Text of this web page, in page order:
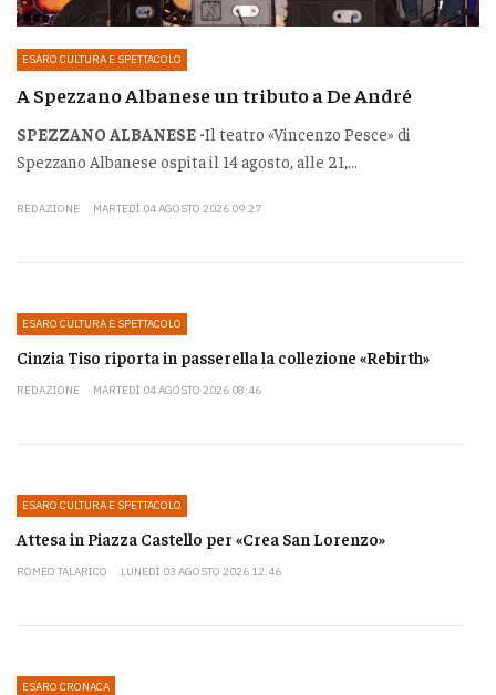
ESARO CULTURA E SPETTACOLO
A Spezzano Albanese un tributo a De André
SPEZZANO ALBANESE -Il teatro «Vincenzo Pesce» di
Spezzano Albanese ospita il 14 agosto, alle 21,...
REDAZIONE MARTEDÌ 04 AGOSTO 2026 09:27
ESARO CULTURA E SPETTACOLO
Cinzia Tiso riporta in passerella la collezione «Rebirth»
REDAZIONE MARTEDÌ 04 AGOSTO 2026 08:46
ESARO CULTURA E SPETTACOLO
Attesa in Piazza Castello per «Crea San Lorenzo»
ROMEO TALARICO LUNEDÌ 03 AGOSTO 2026 12:46
ESARO CRONACA